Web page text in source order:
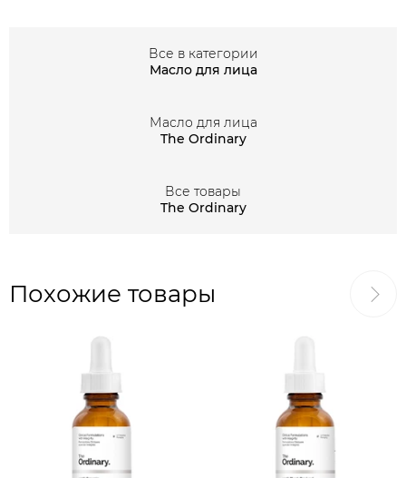
влагу в дерме и блокирует ее избыточное испарение
интенсивном производстве коллагеновых волокон и
лица становится здоровым.
Все в категории
Масло для лица
Масло для лица
The Ordinary
Все товары
The Ordinary
Похожие товары